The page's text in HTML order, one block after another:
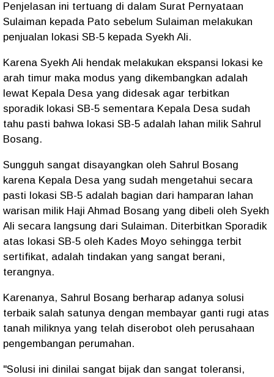
Penjelasan ini tertuang di dalam Surat Pernyataan
Sulaiman kepada Pato sebelum Sulaiman melakukan
penjualan lokasi SB-5 kepada Syekh Ali.
Karena Syekh Ali hendak melakukan ekspansi lokasi ke
arah timur maka modus yang dikembangkan adalah
lewat Kepala Desa yang didesak agar terbitkan
sporadik lokasi SB-5 sementara Kepala Desa sudah
tahu pasti bahwa lokasi SB-5 adalah lahan milik Sahrul
Bosang.
Sungguh sangat disayangkan oleh Sahrul Bosang
karena Kepala Desa yang sudah mengetahui secara
pasti lokasi SB-5 adalah bagian dari hamparan lahan
warisan milik Haji Ahmad Bosang yang dibeli oleh Syekh
Ali secara langsung dari Sulaiman. Diterbitkan Sporadik
atas lokasi SB-5 oleh Kades Moyo sehingga terbit
sertifikat, adalah tindakan yang sangat berani,
terangnya.
Karenanya, Sahrul Bosang berharap adanya solusi
terbaik salah satunya dengan membayar ganti rugi atas
tanah miliknya yang telah diserobot oleh perusahaan
pengembangan perumahan.
"Solusi ini dinilai sangat bijak dan sangat toleransi,